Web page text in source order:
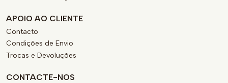
APOIO AO CLIENTE
Contacto
Condições de Envio
Trocas e Devoluções
CONTACTE-NOS